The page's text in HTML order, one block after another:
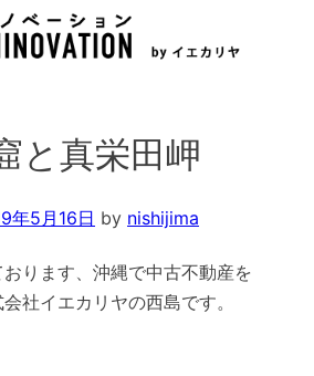
と真栄田岬
年5月16日 by nishijima
ります、沖縄で中古不動産を
社イエカリヤの西島です。